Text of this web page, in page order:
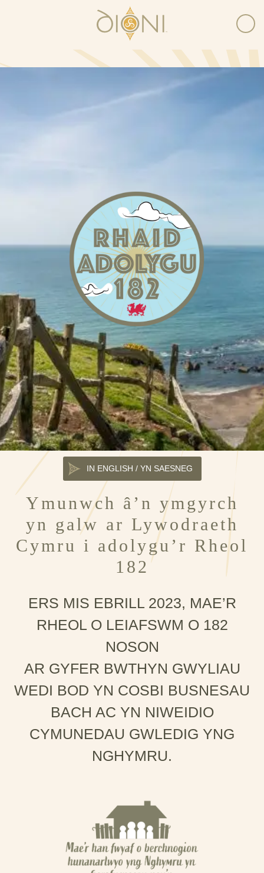
IN ENGLISH / YN SAESNEG
Ymunwch â’n ymgyrch
yn galw ar Lywodraeth
Cymru i adolygu’r Rheol
182
ERS MIS EBRILL 2023, MAE’R
RHEOL O LEIAFSWM O 182
NOSON
AR GYFER BWTHYN GWYLIAU
WEDI BOD YN COSBI BUSNESAU
BACH AC YN NIWEIDIO
CYMUNEDAU GWLEDIG YNG
NGHYMRU.